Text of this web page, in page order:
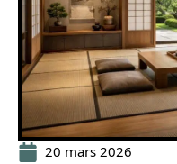
20 mars 2026